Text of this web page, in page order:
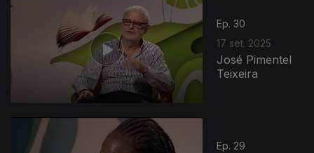
Ep. 30
17 set. 2025
José Pimentel
Teixeira
Ep. 29